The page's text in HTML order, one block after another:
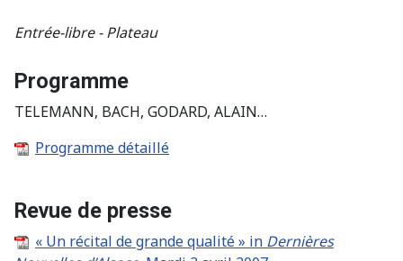
Entrée-libre - Plateau
Programme
TELEMANN, BACH, GODARD, ALAIN…
Programme détaillé
Revue de presse
« Un récital de grande qualité » in Dernières